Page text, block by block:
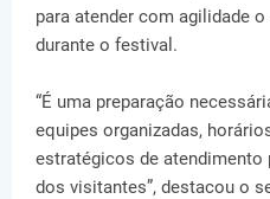
para atender com agilidade
durante o festival.
“É uma preparação
equipes organizadas,
estratégicos de atendimento
dos visitantes”, destacou o